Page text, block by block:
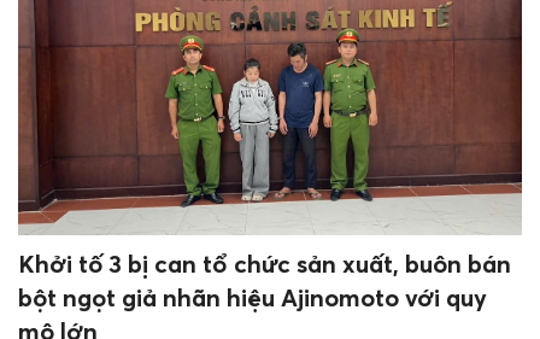
Khởi tố 3 bị can tổ chức sản xuất, buôn bán
bột ngọt giả nhãn hiệu Ajinomoto với quy
mô lớn